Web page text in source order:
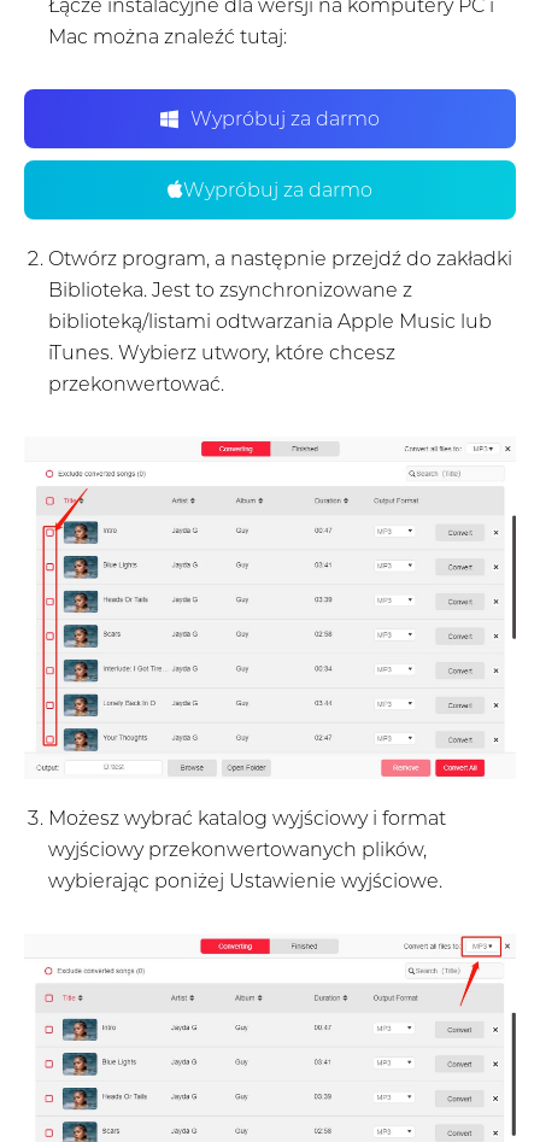
Łącze instalacyjne dla wersji na komputery PC i
Mac można znaleźć tutaj:
Wypróbuj za darmo
Wypróbuj za darmo
Otwórz program, a następnie przejdź do zakładki
Biblioteka. Jest to zsynchronizowane z
biblioteką/listami odtwarzania Apple Music lub
iTunes. Wybierz utwory, które chcesz
przekonwertować.
Możesz wybrać katalog wyjściowy i format
wyjściowy przekonwertowanych plików,
wybierając poniżej Ustawienie wyjściowe.